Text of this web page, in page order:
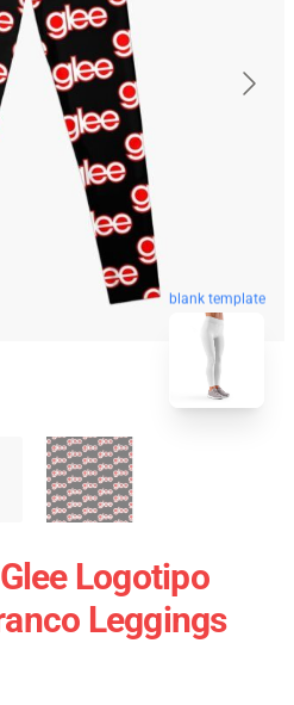
blank template
Logotipo
Leggings